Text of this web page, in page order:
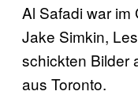
Al Safadi war im
Jake Simkin,
schickten Bilder
aus Toronto.